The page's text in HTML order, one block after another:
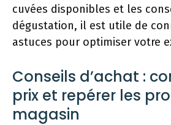
cuvées disponibles et les
dégustation, il est utile de
astuces pour optimiser votre
Conseils d’achat :
prix et repérer les
magasin